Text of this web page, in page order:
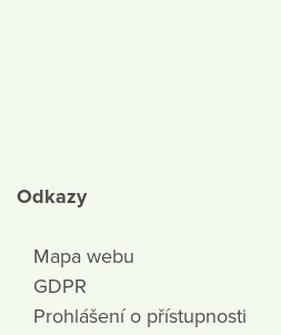
Odkazy
Mapa webu
GDPR
Prohlášení o přístupnosti